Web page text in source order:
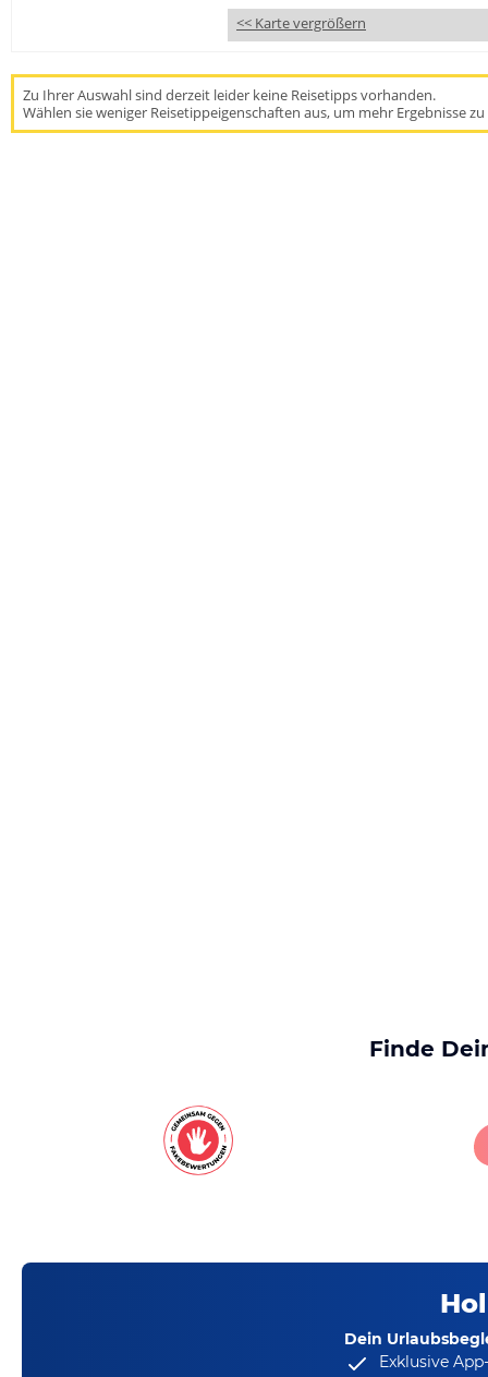
<< Karte vergrößern
Zu Ihrer Auswahl sind derzeit leider keine Reisetipps vorhanden.
Wählen sie weniger Reisetippeigenschaften aus, um mehr Ergebnisse
Finde
Dein
Exklusive